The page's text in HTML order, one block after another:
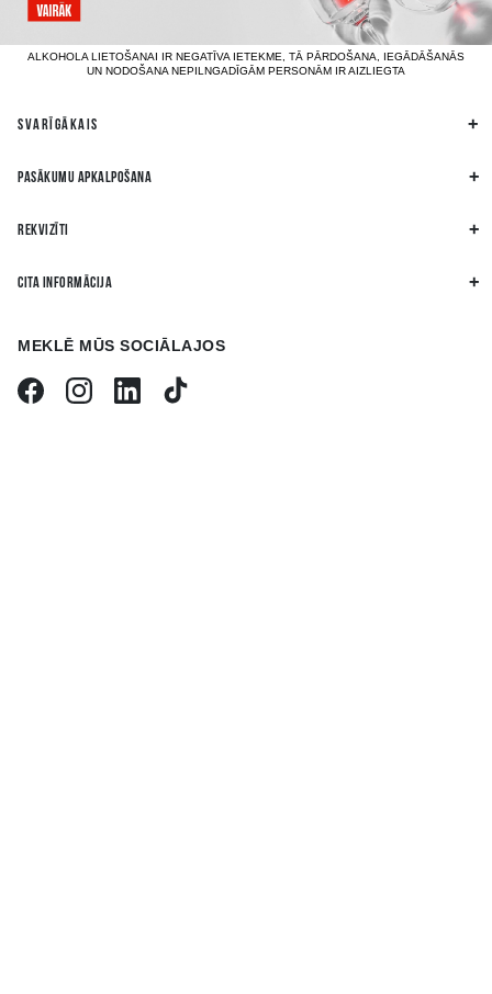
ALKOHOLA LIETOŠANAI IR NEGATĪVA IETEKME, TĀ PĀRDOŠANA, IEGĀDĀŠANĀS
UN NODOŠANA NEPILNGADĪGĀM PERSONĀM IR AIZLIEGTA
SVARĪGĀKAIS
PASĀKUMU APKALPOŠANA
REKVIZĪTI
CITA INFORMĀCIJA
MEKLĒ MŪS SOCIĀLAJOS